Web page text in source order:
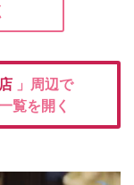
」周辺で
覧を開く